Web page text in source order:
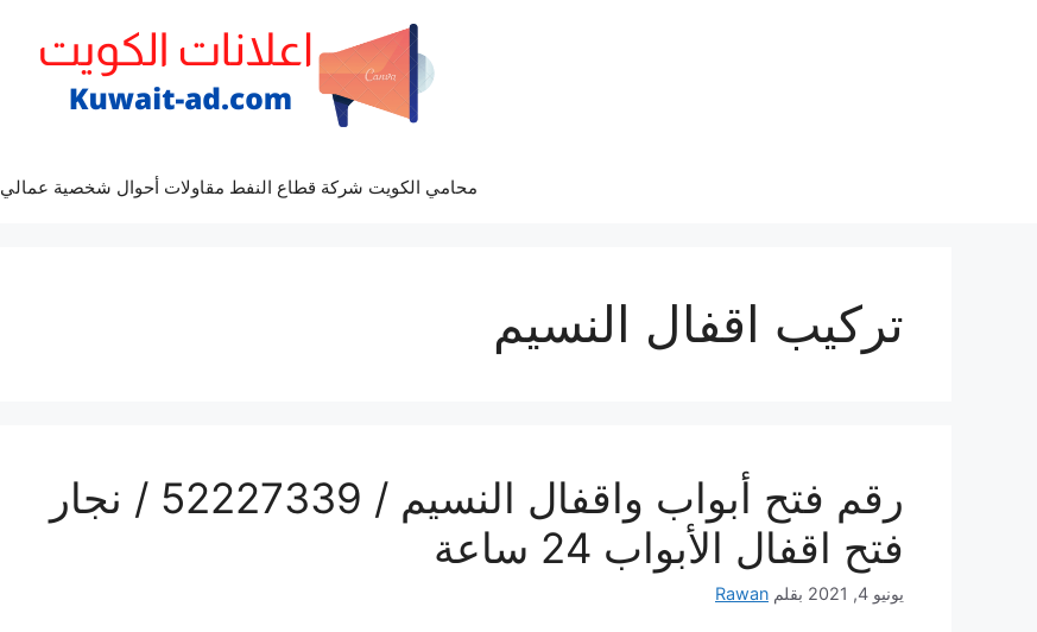
محامي الكويت شركة قطاع النفط مقاولات أحوال شخصية عمالي
تركيب اقفال النسيم
رقم فتح أبواب واقفال النسيم / 52227339 / نجار
فتح اقفال الأبواب 24 ساعة
يونيو 4, 2021 بقلم Rawan